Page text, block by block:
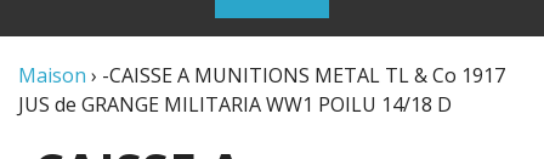
Maison › -CAISSE A MUNITIONS METAL TL & Co 1917
JUS de GRANGE MILITARIA WW1 POILU 14/18 D